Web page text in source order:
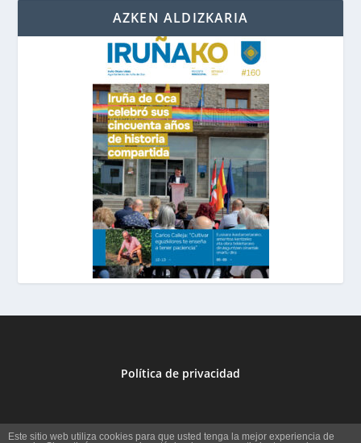
AZKEN ALDIZKARIA
Política de privacidad
Este sitio web utiliza cookies para que usted tenga la mejor experiencia de